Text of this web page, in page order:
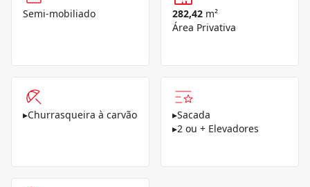
Semi-mobiliado 282,42 m²
Área Privativa
▸Churrasqueira à carvão ▸Sacada
▸2 ou + Elevadores